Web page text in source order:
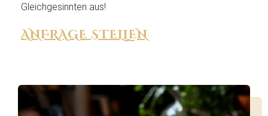
Gleichgesinnten aus!
ANFRAGE STELLEN